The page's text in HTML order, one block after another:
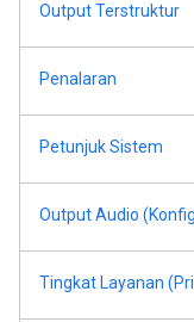
Output Terstruktur
Penalaran
Petunjuk Sistem
Output Audio
Tingkat Layanan